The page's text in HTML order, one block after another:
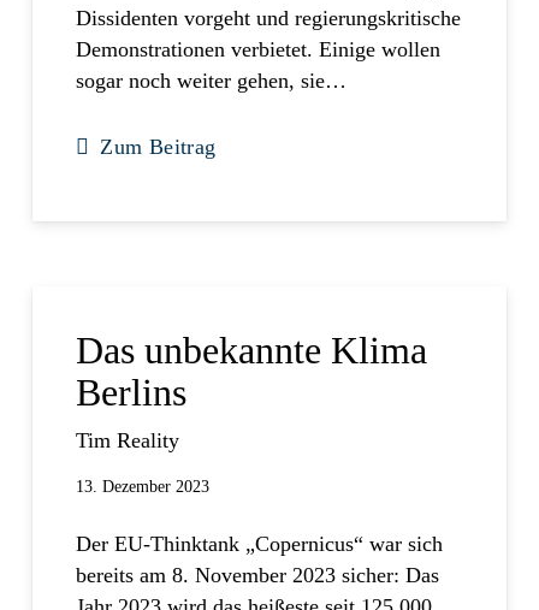
Dissidenten vorgeht und regierungskritische
Demonstrationen verbietet. Einige wollen
sogar noch weiter gehen, sie…
Zum Beitrag
Das unbekannte Klima
Berlins
Tim Reality
13. Dezember 2023
Der EU-Thinktank „Copernicus“ war sich
bereits am 8. November 2023 sicher: Das